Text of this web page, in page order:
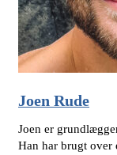
Joen Rude
Joen er
Han har brugt over